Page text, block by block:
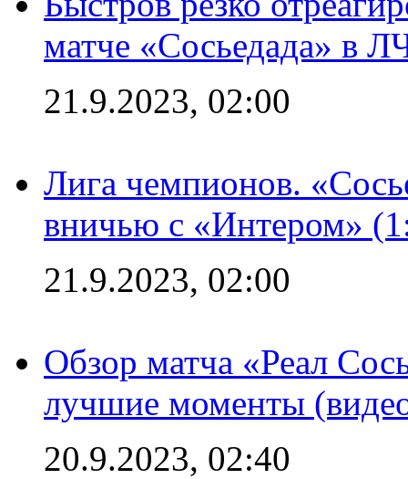
матче «Сосьедада» в
21.9.2023, 02:00
Лига чемпионов.
вничью с «Интером»
21.9.2023, 02:00
Обзор матча «Реал
лучшие моменты
20.9.2023, 02:40